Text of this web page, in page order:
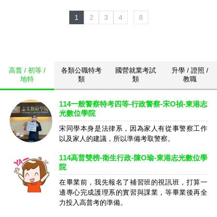
1 2 3 4 8
高普 / 初等 /
地特
各類公職特考
類
國營就業考試
類
升學 / 證照 /
教職
114一般警察特考四等-行政警察-宋O禎-東港志
光數位學院
宋同學本身是法律系，因為家人有從事警察工作
以及家人的建議，所以準備考取警察。
114高普雙榜-衛生行政-陳O瑜-東港志光數位學
院
在畢業前，我先報名了補習班的視訊班，打算一
邊專心完成護理系的實習與課業，等畢業後再全
力投入高普考的準備。